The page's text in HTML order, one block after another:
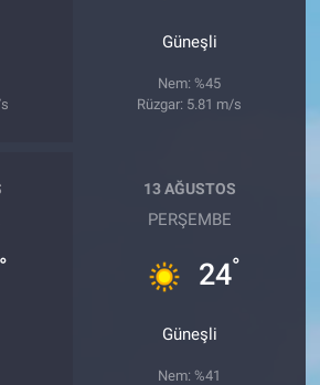
Güneşli
Nem: %45
Rüzgar: 5.81 m/s
°
13 AĞUSTOS
PERŞEMBE
24°
Güneşli
Nem: %41